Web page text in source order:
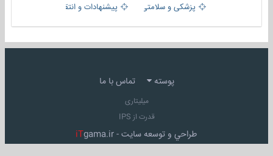
پزشکی و سلامتی
پیشنهادات و انتقادات
پوسته تماس با ما
میلیتاری
قدرت از IPS
طراحي و توسعه سايت - iTgama.ir